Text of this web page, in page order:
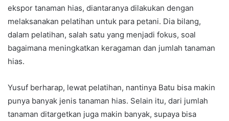
ekspor tanaman hias, diantaranya dilakukan dengan
melaksanakan pelatihan untuk para petani. Dia bilang,
dalam pelatihan, salah satu yang menjadi fokus, soal
bagaimana meningkatkan keragaman dan jumlah tanaman
hias.
Yusuf berharap, lewat pelatihan, nantinya Batu bisa makin
punya banyak jenis tanaman hias. Selain itu, dari jumlah
tanaman ditargetkan juga makin banyak, supaya bisa